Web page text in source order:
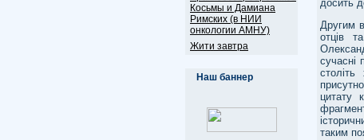
Косьмы и Дамиана
Римских (в НИИ
онкологии АМНУ)
Жити завтра
Наш баннер
досить
Другим
отців
сучасні
століть
цитату
таким